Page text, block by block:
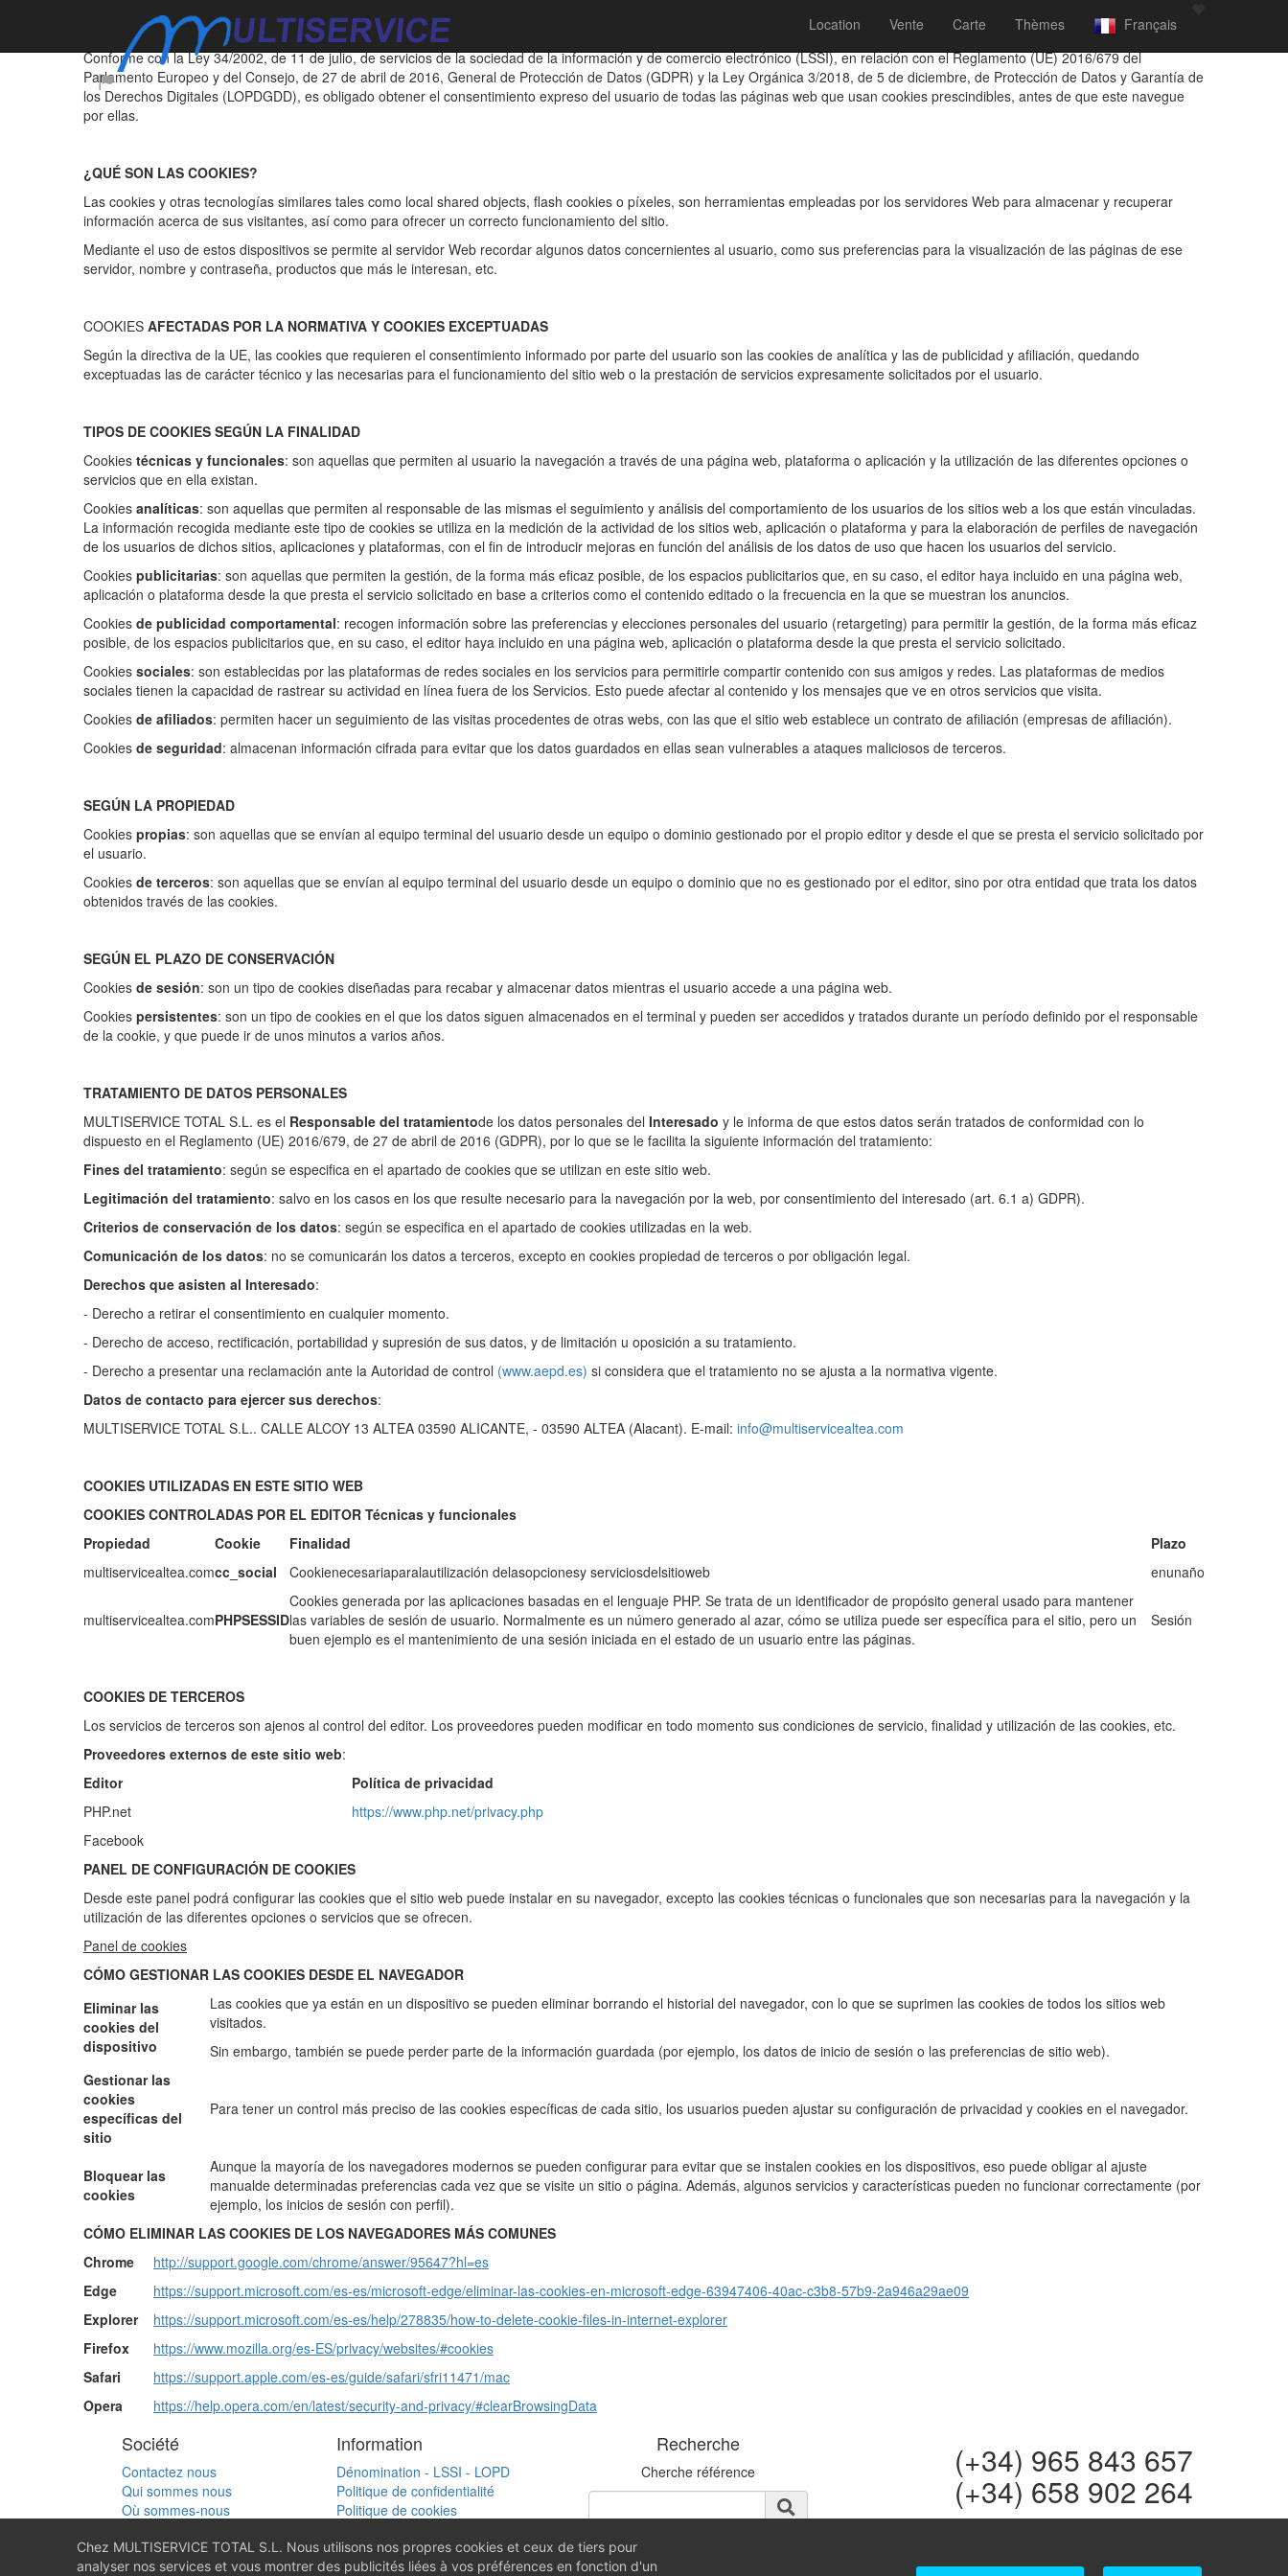
Location Vente Carte Thèmes Français
INFORMACIÓN SOBRE COOKIES
Conforme con la Ley 34/2002, de 11 de julio, de servicios de la sociedad de la información y de comercio electrónico (LSSI), en relación con el Reglamento (UE) 2016/679 del
Parlamento Europeo y del Consejo, de 27 de abril de 2016, General de Protección de Datos (GDPR) y la Ley Orgánica 3/2018, de 5 de diciembre, de Protección de Datos y Garantía de
los Derechos Digitales (LOPDGDD), es obligado obtener el consentimiento expreso del usuario de todas las páginas web que usan cookies prescindibles, antes de que este navegue
por ellas.
¿QUÉ SON LAS COOKIES?
Las cookies y otras tecnologías similares tales como local shared objects, flash cookies o píxeles, son herramientas empleadas por los servidores Web para almacenar y recuperar
información acerca de sus visitantes, así como para ofrecer un correcto funcionamiento del sitio.
Mediante el uso de estos dispositivos se permite al servidor Web recordar algunos datos concernientes al usuario, como sus preferencias para la visualización de las páginas de ese
servidor, nombre y contraseña, productos que más le interesan, etc.
COOKIES AFECTADAS POR LA NORMATIVA Y COOKIES EXCEPTUADAS
Según la directiva de la UE, las cookies que requieren el consentimiento informado por parte del usuario son las cookies de analítica y las de publicidad y afiliación, quedando
exceptuadas las de carácter técnico y las necesarias para el funcionamiento del sitio web o la prestación de servicios expresamente solicitados por el usuario.
TIPOS DE COOKIES SEGÚN LA FINALIDAD
Cookies técnicas y funcionales: son aquellas que permiten al usuario la navegación a través de una página web, plataforma o aplicación y la utilización de las diferentes opciones o
servicios que en ella existan.
Cookies analíticas: son aquellas que permiten al responsable de las mismas el seguimiento y análisis del comportamiento de los usuarios de los sitios web a los que están vinculadas.
La información recogida mediante este tipo de cookies se utiliza en la medición de la actividad de los sitios web, aplicación o plataforma y para la elaboración de perfiles de navegación
de los usuarios de dichos sitios, aplicaciones y plataformas, con el fin de introducir mejoras en función del análisis de los datos de uso que hacen los usuarios del servicio.
Cookies publicitarias: son aquellas que permiten la gestión, de la forma más eficaz posible, de los espacios publicitarios que, en su caso, el editor haya incluido en una página web,
aplicación o plataforma desde la que presta el servicio solicitado en base a criterios como el contenido editado o la frecuencia en la que se muestran los anuncios.
Cookies de publicidad comportamental: recogen información sobre las preferencias y elecciones personales del usuario (retargeting) para permitir la gestión, de la forma más eficaz
posible, de los espacios publicitarios que, en su caso, el editor haya incluido en una página web, aplicación o plataforma desde la que presta el servicio solicitado.
Cookies sociales: son establecidas por las plataformas de redes sociales en los servicios para permitirle compartir contenido con sus amigos y redes. Las plataformas de medios
sociales tienen la capacidad de rastrear su actividad en línea fuera de los Servicios. Esto puede afectar al contenido y los mensajes que ve en otros servicios que visita.
Cookies de afiliados: permiten hacer un seguimiento de las visitas procedentes de otras webs, con las que el sitio web establece un contrato de afiliación (empresas de afiliación).
Cookies de seguridad: almacenan información cifrada para evitar que los datos guardados en ellas sean vulnerables a ataques maliciosos de terceros.
SEGÚN LA PROPIEDAD
Cookies propias: son aquellas que se envían al equipo terminal del usuario desde un equipo o dominio gestionado por el propio editor y desde el que se presta el servicio solicitado por
el usuario.
Cookies de terceros: son aquellas que se envían al equipo terminal del usuario desde un equipo o dominio que no es gestionado por el editor, sino por otra entidad que trata los datos
obtenidos través de las cookies.
SEGÚN EL PLAZO DE CONSERVACIÓN
Cookies de sesión: son un tipo de cookies diseñadas para recabar y almacenar datos mientras el usuario accede a una página web.
Cookies persistentes: son un tipo de cookies en el que los datos siguen almacenados en el terminal y pueden ser accedidos y tratados durante un período definido por el responsable
de la cookie, y que puede ir de unos minutos a varios años.
TRATAMIENTO DE DATOS PERSONALES
MULTISERVICE TOTAL S.L. es el Responsable del tratamientode los datos personales del Interesado y le informa de que estos datos serán tratados de conformidad con lo
dispuesto en el Reglamento (UE) 2016/679, de 27 de abril de 2016 (GDPR), por lo que se le facilita la siguiente información del tratamiento:
Fines del tratamiento: según se especifica en el apartado de cookies que se utilizan en este sitio web.
Legitimación del tratamiento: salvo en los casos en los que resulte necesario para la navegación por la web, por consentimiento del interesado (art. 6.1 a) GDPR).
Criterios de conservación de los datos: según se especifica en el apartado de cookies utilizadas en la web.
Comunicación de los datos: no se comunicarán los datos a terceros, excepto en cookies propiedad de terceros o por obligación legal.
Derechos que asisten al Interesado:
- Derecho a retirar el consentimiento en cualquier momento.
- Derecho de acceso, rectificación, portabilidad y supresión de sus datos, y de limitación u oposición a su tratamiento.
- Derecho a presentar una reclamación ante la Autoridad de control (www.aepd.es) si considera que el tratamiento no se ajusta a la normativa vigente.
Datos de contacto para ejercer sus derechos:
MULTISERVICE TOTAL S.L.. CALLE ALCOY 13 ALTEA 03590 ALICANTE, - 03590 ALTEA (Alacant). E-mail: info@multiservicealtea.com
COOKIES UTILIZADAS EN ESTE SITIO WEB
COOKIES CONTROLADAS POR EL EDITOR Técnicas y funcionales
Propiedad
Cookie Finalidad
Plazo
multiservicealtea.comcc_social Cookienecesariaparalautilización delasopcionesy serviciosdelsitioweb enunaño
multiservicealtea.comPHPSESSID
Cookies generada por las aplicaciones basadas en el lenguaje PHP. Se trata de un identificador de propósito general usado para mantener
las variables de sesión de usuario. Normalmente es un número generado al azar, cómo se utiliza puede ser específica para el sitio, pero un
buen ejemplo es el mantenimiento de una sesión iniciada en el estado de un usuario entre las páginas.
Sesión
COOKIES DE TERCEROS
Los servicios de terceros son ajenos al control del editor. Los proveedores pueden modificar en todo momento sus condiciones de servicio, finalidad y utilización de las cookies, etc.
Proveedores externos de este sitio web:
Editor
Política de privacidad
PHP.net
https://www.php.net/privacy.php
Facebook
PANEL DE CONFIGURACIÓN DE COOKIES
Desde este panel podrá configurar las cookies que el sitio web puede instalar en su navegador, excepto las cookies técnicas o funcionales que son necesarias para la navegación y la
utilización de las diferentes opciones o servicios que se ofrecen.
Panel de cookies
CÓMO GESTIONAR LAS COOKIES DESDE EL NAVEGADOR
Eliminar las
cookies del
dispositivo
Las cookies que ya están en un dispositivo se pueden eliminar borrando el historial del navegador, con lo que se suprimen las cookies de todos los sitios web
visitados.
Sin embargo, también se puede perder parte de la información guardada (por ejemplo, los datos de inicio de sesión o las preferencias de sitio web).
Gestionar las
cookies
específicas del
sitio
Para tener un control más preciso de las cookies específicas de cada sitio, los usuarios pueden ajustar su configuración de privacidad y cookies en el navegador.
Bloquear las
cookies
Aunque la mayoría de los navegadores modernos se pueden configurar para evitar que se instalen cookies en los dispositivos, eso puede obligar al ajuste
manualde determinadas preferencias cada vez que se visite un sitio o página. Además, algunos servicios y características pueden no funcionar correctamente (por
ejemplo, los inicios de sesión con perfil).
CÓMO ELIMINAR LAS COOKIES DE LOS NAVEGADORES MÁS COMUNES
Chrome
http://support.google.com/chrome/answer/95647?hl=es
Edge
https://support.microsoft.com/es-es/microsoft-edge/eliminar-las-cookies-en-microsoft-edge-63947406-40ac-c3b8-57b9-2a946a29ae09
Explorer
https://support.microsoft.com/es-es/help/278835/how-to-delete-cookie-files-in-internet-explorer
Firefox
https://www.mozilla.org/es-ES/privacy/websites/#cookies
Safari
https://support.apple.com/es-es/guide/safari/sfri11471/mac
Opera
https://help.opera.com/en/latest/security-and-privacy/#clearBrowsingData
Société
Contactez nous
Qui sommes nous
Où sommes-nous
Information
Dénomination - LSSI - LOPD
Politique de confidentialité
Politique de cookies
Vos questions
Recherche
Cherche référence (+34) 965 843 657
(+34) 658 902 264
info@multiservicealtea.com
Chez MULTISERVICE TOTAL S.L. Nous utilisons nos propres cookies et ceux de tiers pour
analyser nos services et vous montrer des publicités liées à vos préférences en fonction d'un